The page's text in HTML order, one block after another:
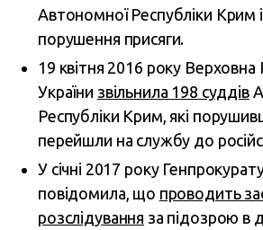
Автономної Республіки Крим
порушення присяги.
19 квітня 2016 року Верховна
України звільнила 198 суддів
Республіки Крим, які
перейшли на службу до
У січні 2017 року
повідомила, що проводить
розслідування за підозрою в